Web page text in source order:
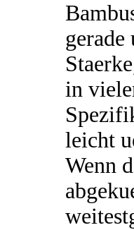
in
leicht
Wenn